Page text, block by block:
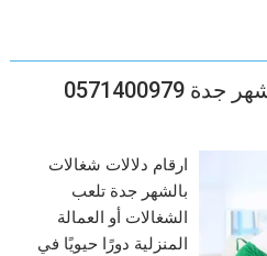
ارقام دلالات شغالات
بالشهر جدة تلعب
الشغالات أو العمالة
المنزلية دورًا حيويًا في